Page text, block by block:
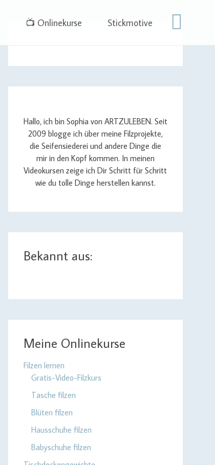
📺 Onlinekurse Stickmotive
Hallo, ich bin Sophia von ARTZULEBEN. Seit
2009 blogge ich über meine Filzprojekte,
die Seifensiederei und andere Dinge die
mir in den Kopf kommen. In meinen
Videokursen zeige ich Dir Schritt für Schritt
wie du tolle Dinge herstellen kannst.
Bekannt aus:
Meine Onlinekurse
Filzen lernen
Gratis-Video-Filzkurs
Tasche filzen
Blüten filzen
Hausschuhe filzen
Babyschuhe filzen